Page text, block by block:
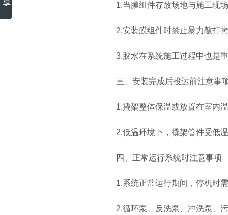
1.当膜组件存放场地与施工现
2.安装膜组件时禁止暴力敲打
3.胶水在系统施工过程中也是
三、安装完成后投运前注意事
1.撬架整体保温或放置在室内
2.低温环境下，撬架管件受低
四、正常运行系统时注意事项
1.系统正常运行期间，停机时
2.循环泵、反洗泵、冲洗泵、